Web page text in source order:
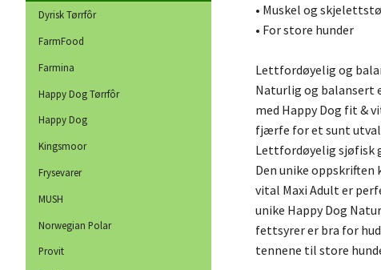
Dyrisk Tørrfôr
FarmFood
Farmina
Happy Dog Tørrfôr
Happy Dog
Kingsmoor
Frysevarer
MUSH
Norwegian Polar
Provit
• Muskel og
• For store hunder
Lettfordøyelig og
Naturlig og balansert
med Happy Dog fit &
fjærfe for et sunt
Lettfordøyelig sjøfisk
Den unike
vital Maxi Adult er
unike Happy Dog
fettsyrer er bra for
tennene til store